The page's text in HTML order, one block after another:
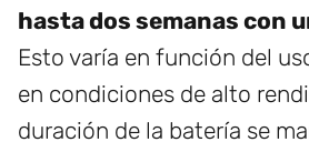
hasta dos semanas con
Esto varía en función del
en condiciones de alto
duración de la batería se